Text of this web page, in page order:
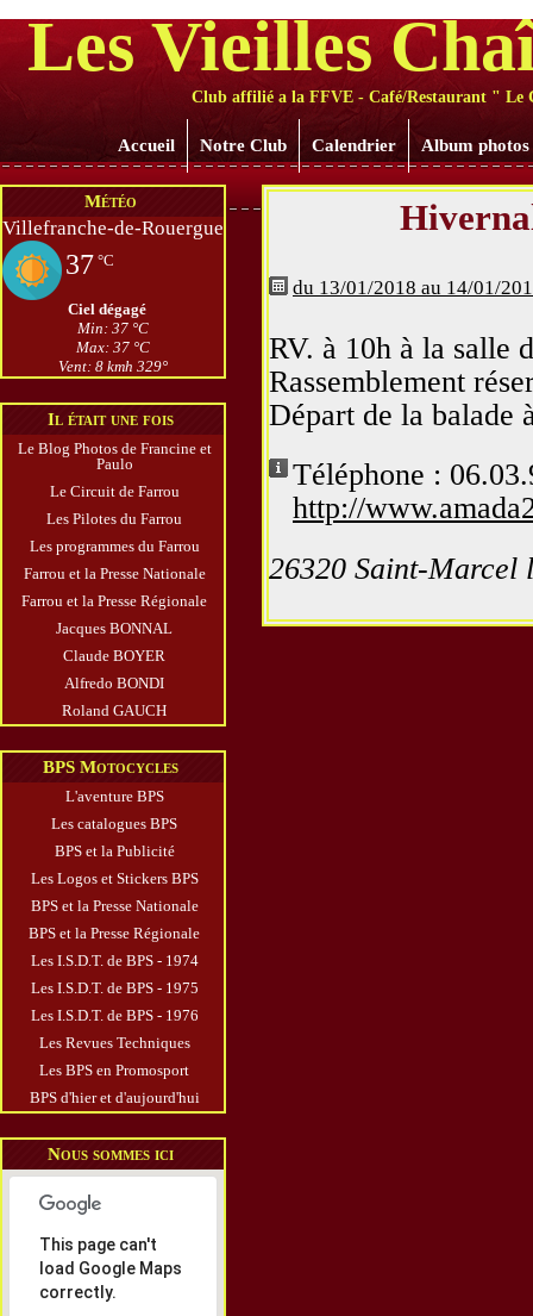
Les Vieilles
Club affilié a la FFVE - Café/Restaurant " Le
Accueil Notre Club Calendrier Album photos
Météo
Villefranche-de-Rouergue
37 °C
Ciel dégagé
Min: 37 °C
Max: 37 °C
Vent: 8 kmh 329°
Il était une fois
Le Blog Photos de Francine et
Paulo
Le Circuit de Farrou
Les Pilotes du Farrou
Les programmes du Farrou
Farrou et la Presse Nationale
Farrou et la Presse Régionale
Jacques BONNAL
Claude BOYER
Alfredo BONDI
Roland GAUCH
BPS Motocycles
L'aventure BPS
Les catalogues BPS
BPS et la Publicité
Les Logos et Stickers BPS
BPS et la Presse Nationale
BPS et la Presse Régionale
Les I.S.D.T. de BPS - 1974
Les I.S.D.T. de BPS - 1975
Les I.S.D.T. de BPS - 1976
Les Revues Techniques
Les BPS en Promosport
BPS d'hier et d'aujourd'hui
Nous sommes ici
This page can't
load Google Maps
correctly.
du 13/01/2018 au 14/01/
RV. à 10h à la salle
Rassemblement
Départ de la balade
Téléphone :
http://
26320 Saint-Marcel